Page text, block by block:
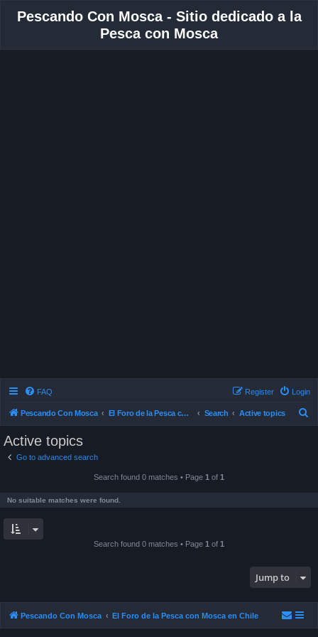
Pescando Con Mosca - Sitio dedicado a la
Pesca con Mosca
FAQ Login
Register
Pescando Con Mosca El Foro de la Pesca con Mosca en Chile Search Active topics
Active topics
Go to advanced search
Search found 0 matches • Page 1 of 1
No suitable matches were found.
Search found 0 matches • Page 1 of 1
Jump to
Pescando Con Mosca El Foro de la Pesca con Mosca en Chile